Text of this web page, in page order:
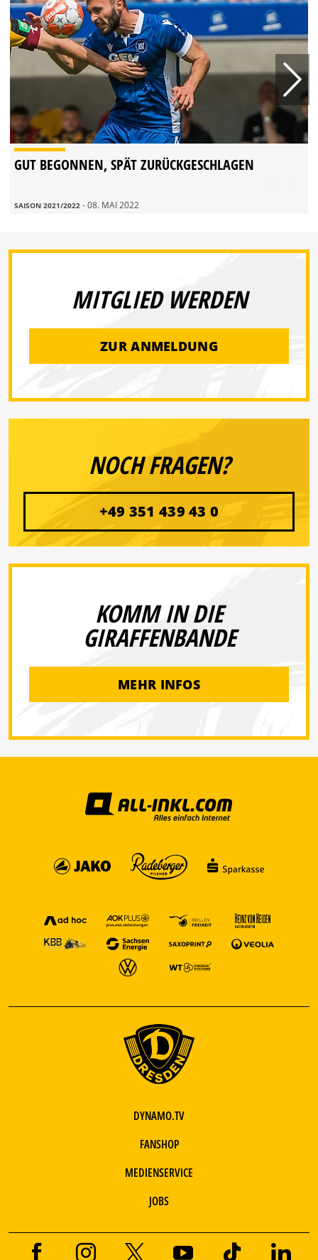
GUT BEGONNEN, SPÄT ZURÜCKGESCHLAGEN
SAISON 2021/2022 - 08. MAI 2022
MITGLIED WERDEN
ZUR ANMELDUNG
NOCH FRAGEN?
+49 351 439 43 0
KOMM IN DIE
GIRAFFENBANDE
MEHR INFOS
DYNAMO.TV
FANSHOP
MEDIENSERVICE
JOBS